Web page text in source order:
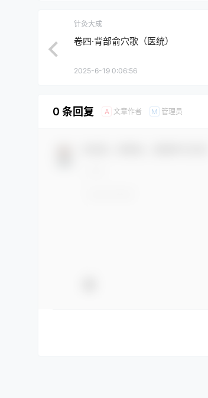
针灸大成
卷四·背部俞穴歌（医统）
2025-6-19 0:06:56
0 条回复 A 文章作者 M 管理员